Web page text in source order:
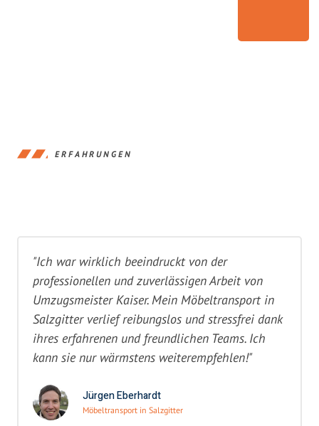
ERFAHRUNGEN
"Ich war wirklich beeindruckt von der
professionellen und zuverlässigen Arbeit von
Umzugsmeister Kaiser. Mein Möbeltransport in
Salzgitter verlief reibungslos und stressfrei dank
ihres erfahrenen und freundlichen Teams. Ich
kann sie nur wärmstens weiterempfehlen!"
Jürgen Eberhardt
Möbeltransport in Salzgitter